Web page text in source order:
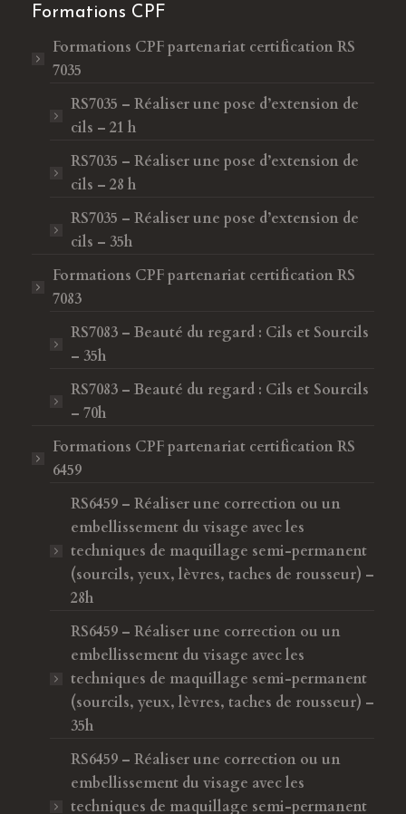
Formations CPF
Formations CPFpartenariat certification RS
7035
RS7035 – Réaliser une pose d’extension de
cils – 21 h
RS7035 – Réaliser une pose d’extension de
cils – 28 h
RS7035 – Réaliser une pose d’extension de
cils – 35h
Formations CPFpartenariat certification RS
7083
RS7083 – Beauté du regard : Cils et Sourcils
– 35h
RS7083 – Beauté du regard : Cils et Sourcils
– 70h
Formations CPFpartenariat certification RS
6459
RS6459 – Réaliser une correction ou un
embellissement du visage avec les
techniques de maquillage semi-permanent
(sourcils, yeux, lèvres, taches de rousseur) –
28h
RS6459 – Réaliser une correction ou un
embellissement du visage avec les
techniques de maquillage semi-permanent
(sourcils, yeux, lèvres, taches de rousseur) –
35h
RS6459 – Réaliser une correction ou un
embellissement du visage avec les
techniques de maquillage semi-permanent